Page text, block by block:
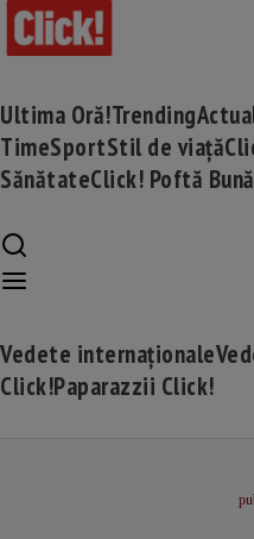
Ultima Oră!Trending
TimeSportStil de viață
SănătateClick! Poftă
Vedete internaționale
Click!Paparazzii Click!